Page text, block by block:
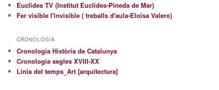
Euclides TV (Institut Euclides-Pineda de Mar)
Fer visible l'invisible ( treballs d'aula-Eloïsa Valero)
CRONOLOGIA
Cronologia Història de Catalunya
Cronologia segles XVIII-XX
Línia del temps_Art [arquitectura]